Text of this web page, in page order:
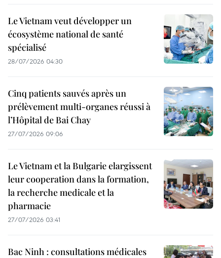
Le Vietnam veut développer un
écosystème national de santé
spécialisé
28/07/2026 04:30
Cinq patients sauvés après un
prélèvement multi-organes réussi à
l’Hôpital de Bai Chay
27/07/2026 09:06
Le Vietnam et la Bulgarie elargissent
leur cooperation dans la formation,
la recherche medicale et la
pharmacie
27/07/2026 03:41
Bac Ninh : consultations médicales